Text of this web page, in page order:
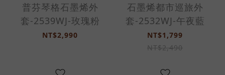
普芬琴格石墨烯外
套-2539WJ-玫瑰粉
NT$2,990
石墨烯都市巡旅外
套-2532WJ-午夜藍
NT$1,799
NT$2,490